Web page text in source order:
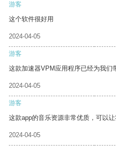
游客
这个软件很好用
2024-04-05
游客
这款加速器VPM应用程序已经为我们
2024-04-05
游客
这款app的音乐资源非常优质，可以让
2024-04-05